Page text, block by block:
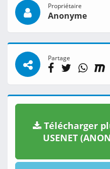
Propriétaire
Anonyme
Partage
Télécharger
USENET